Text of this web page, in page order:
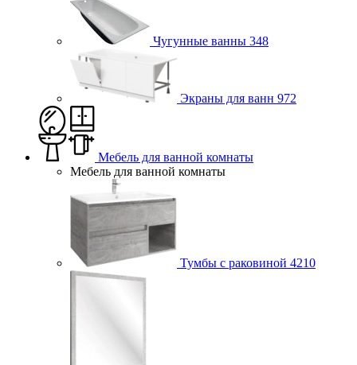
Чугунные ванны 348
Экраны для ванн 972
Мебель для ванной комнаты
Мебель для ванной комнаты
Тумбы с раковиной 4210